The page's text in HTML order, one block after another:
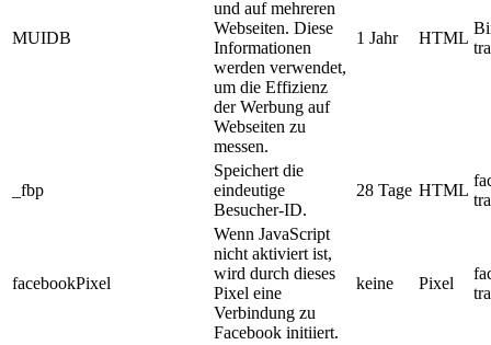
MUIDB
und auf mehreren
Webseiten. Diese
Informationen
werden verwendet,
um die Effizienz
der Werbung auf
Webseiten zu
messen.
1 Jahr HTML
_fbp
Speichert die
eindeutige
Besucher-ID.
28 Tage HTML
facebookPixel
Wenn JavaScript
nicht aktiviert ist,
wird durch dieses
Pixel eine
Verbindung zu
Facebook initiiert.
keine Pixel